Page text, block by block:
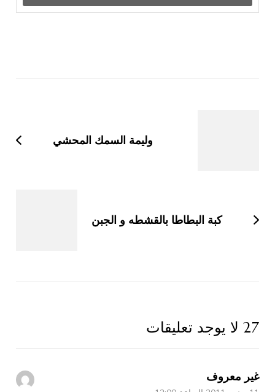
وليمة السمك المحشي
كبة البطاطا بالقشطه و الجبن
27 لا يوجد تعليقات
غير معروف